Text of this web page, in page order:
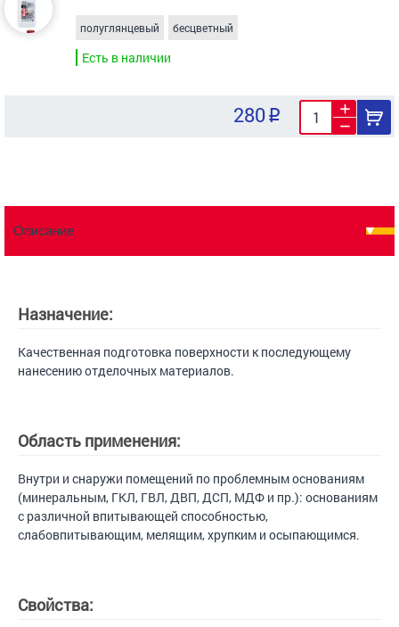
полуглянцевый бесцветный
Есть в наличии
280
Описание
Назначение:
Качественная подготовка поверхности к последующему
нанесению отделочных материалов.
Область применения:
Внутри и снаружи помещений по проблемным основаниям
(минеральным, ГКЛ, ГВЛ, ДВП, ДСП, МДФ и пр.): основаниям
с различной впитывающей способностью,
слабовпитывающим, мелящим, хрупким и осыпающимся.
Свойства: